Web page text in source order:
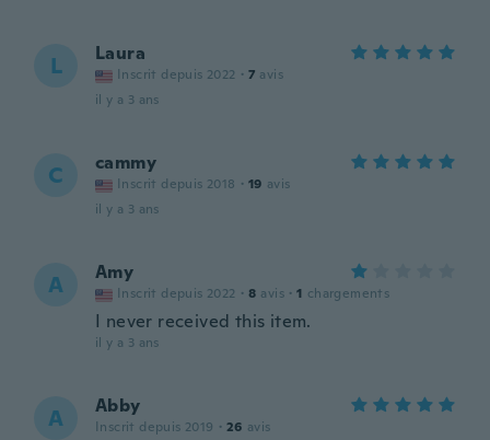
L Laura
Inscrit depuis 2022 · 7 avis
il y a 3 ans
C cammy
Inscrit depuis 2018 · 19 avis
il y a 3 ans
A Amy
Inscrit depuis 2022 · 8 avis · 1 chargements
I never received this item.
il y a 3 ans
A Abby
Inscrit depuis 2019 · 26 avis